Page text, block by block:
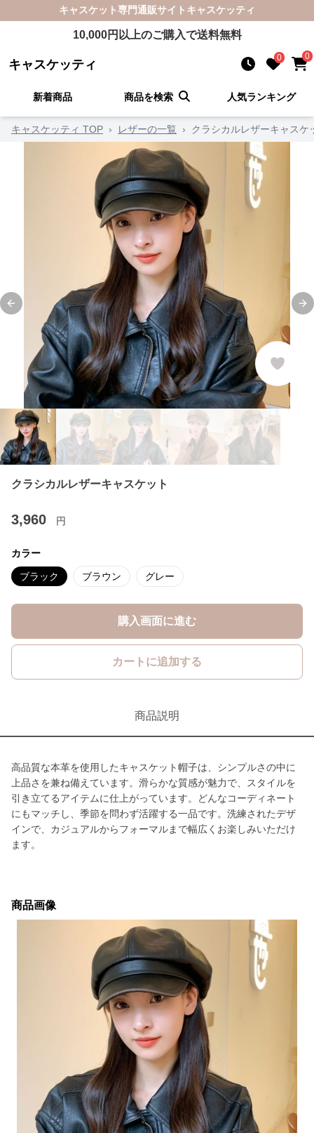
キャスケット専門通販サイト キャスケッティ
10,000円以上のご購入で送料無料
キャスケッティ 0 0
新着商品 商品を検索 人気ランキング
キャスケッティ TOP › レザーの一覧 › クラシカルレザーキャスケ
Previous slide
クラシカルレザーキャスケット
3,960 円
カラー
ブラック ブラウン グレー
購入画面に進む
カートに追加する
商品説明
高品質な本革を使用したキャスケット帽子は、シンプルさの中に
上品さを兼ね備えています。滑らかな質感が魅力で、スタイルを
引き立てるアイテムに仕上がっています。どんなコーディネート
にもマッチし、季節を問わず活躍する一品です。洗練されたデザ
インで、カジュアルからフォーマルまで幅広くお楽しみいただけ
ます。
商品画像